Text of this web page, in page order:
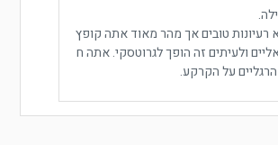
רעיונות טובים אך מהר מאוד אתה קופץ
ולעיתים זה הופך לגרוטסקי. אתה ח
על הקרקע.